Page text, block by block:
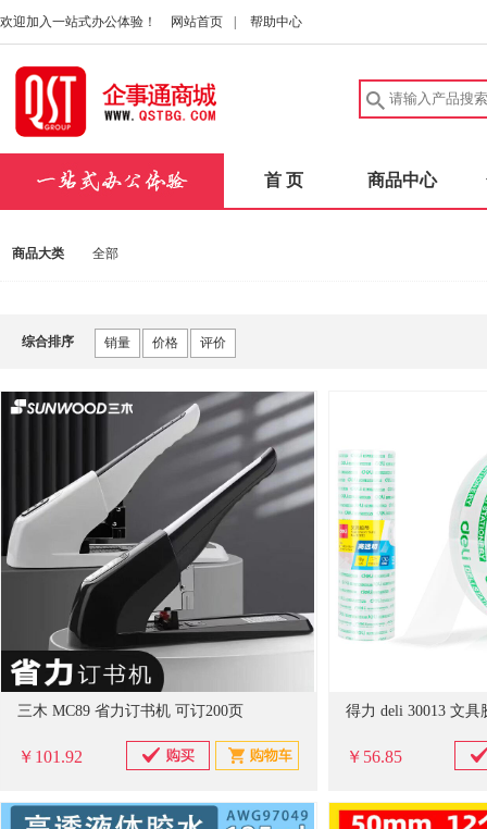
欢迎加入一站式办公体验！ 网站首页 帮助中心
首 页 商品中心
商品大类 全部
综合排序 销量 价格 评价
三木 MC89 省力订书机 可订200页
￥101.92 ￥56.85